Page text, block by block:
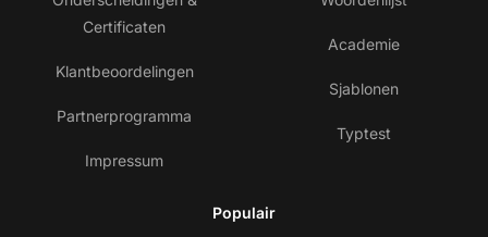
Certificaten
Klantbeoordelingen
Partnerprogramma
Impressum
Academie
Sjablonen
Typtest
Populair